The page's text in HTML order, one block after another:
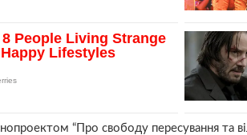
“Про свободу пересування та